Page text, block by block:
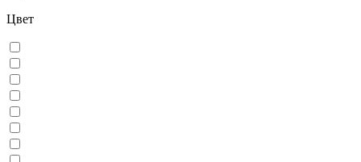
Цвет